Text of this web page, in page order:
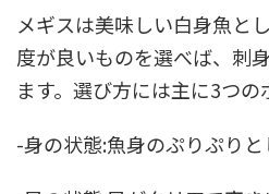
メギスは美味しい白身魚と
度が良いものを選べば、刺
ます。選び方には主に3つの
-身の状態:魚身のぷりぷり